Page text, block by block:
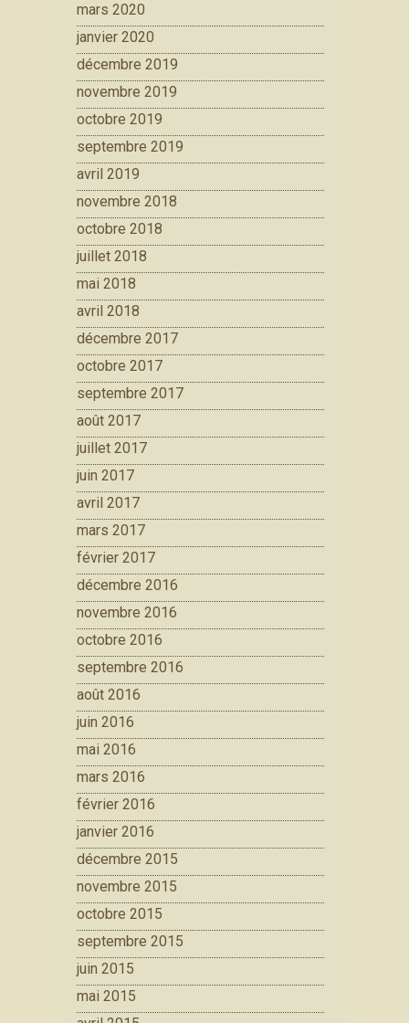
mars 2020
janvier 2020
décembre 2019
novembre 2019
octobre 2019
septembre 2019
avril 2019
novembre 2018
octobre 2018
juillet 2018
mai 2018
avril 2018
décembre 2017
octobre 2017
septembre 2017
août 2017
juillet 2017
juin 2017
avril 2017
mars 2017
février 2017
décembre 2016
novembre 2016
octobre 2016
septembre 2016
août 2016
juin 2016
mai 2016
mars 2016
février 2016
janvier 2016
décembre 2015
novembre 2015
octobre 2015
septembre 2015
juin 2015
mai 2015